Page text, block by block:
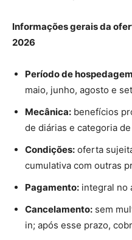
Informações gerais da
2026
Período de
maio, junho, agosto e
Mecânica: benefícios
de diárias e categoria
Condições: oferta
cumulativa com outras
Pagamento: integral no
Cancelamento: sem
in; após esse prazo,